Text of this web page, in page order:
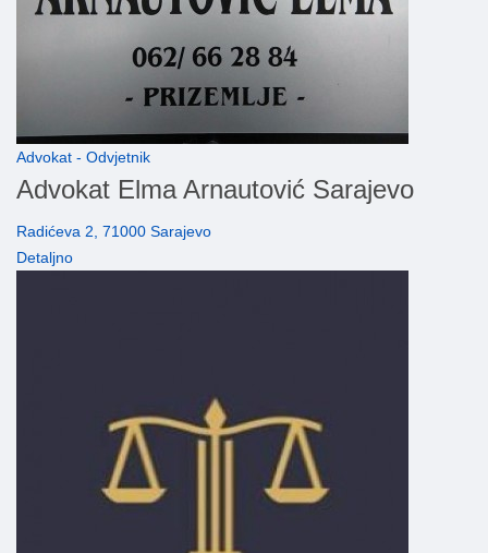
Advokat - Odvjetnik
Advokat Elma Arnautović Sarajevo
Radićeva 2, 71000 Sarajevo
Detaljno